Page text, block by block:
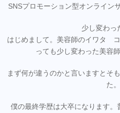
SNSプロモーション型オンライン
少し変わっ
はじめまして。美容師のイワタ
っても少し変わった美容
まず何が違うのかと言いますとそ
た。
僕の最終学歴は大卒になります。